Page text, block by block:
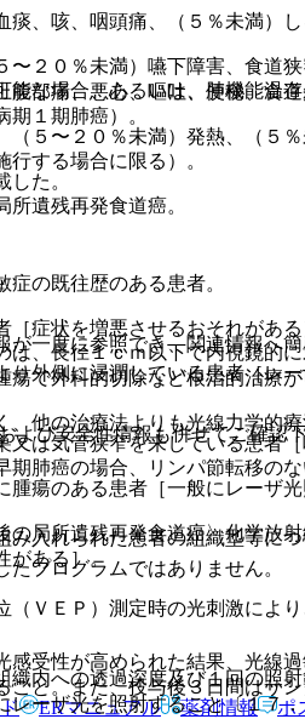
、咳、咽頭痛、（５％未満）し
２０％未満）嚥下障害、食道
腹部痛、悪心、嘔吐、便秘、食
５〜２０％未満）発熱、（５
た。
の既往歴のある患者。
症状を増悪させるおそれがある
外側に浸潤している患者［レ
は気管狭窄を来している患者［
瘍のある患者［一般にレーザ光
局所遺残再発食道癌〉化学放
がある］。
受性が高められた結果、光線
こと。また、投与後３日間はサ
な場合、あるいは、肺機能温
１期肺癌）。
する場合に限る）。
遺残再発食道癌。
、長径１ｃｍ以下で内視鏡的
で外科的切除など根治的治療
他の治療法よりも光線力学的療
肺癌の場合、リンパ節転移の
入れられた患者の組織型等に
ＶＥＰ）測定時の光刺激によ
内への透過深度及び１回の照
ーザ光を照射すること〔１７．
一度に参照でき、関連情報へ
よび安全性情報も併せてご確認
プログラムではありません。
ERマニュアル 薬剤情報 ポ